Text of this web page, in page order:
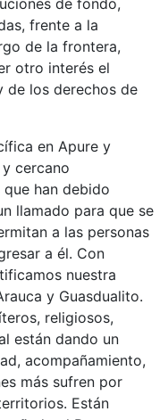
frente a la
de la frontera,
otro interés el
de los derechos de
en Apure y
cercano
han debido
llamado para que se
a las personas
a él. Con
nuestra
y Guasdualito.
religiosos,
están dando un
acompañamiento,
más sufren por
Están